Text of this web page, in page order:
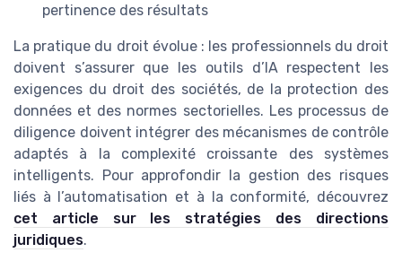
pertinence des résultats
La pratique du droit évolue : les professionnels du droit
doivent s’assurer que les outils d’IA respectent les
exigences du droit des sociétés, de la protection des
données et des normes sectorielles. Les processus de
diligence doivent intégrer des mécanismes de contrôle
adaptés à la complexité croissante des systèmes
intelligents. Pour approfondir la gestion des risques
liés à l’automatisation et à la conformité, découvrez
cet article sur les stratégies des directions
juridiques.